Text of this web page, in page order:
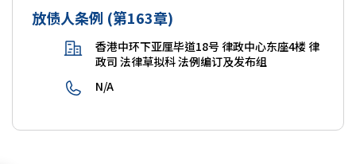
放债人条例 (第163章)
香港中环下亚厘毕道18号 律政中心东座4楼 律
政司 法律草拟科 法例编订及发布组
N/A